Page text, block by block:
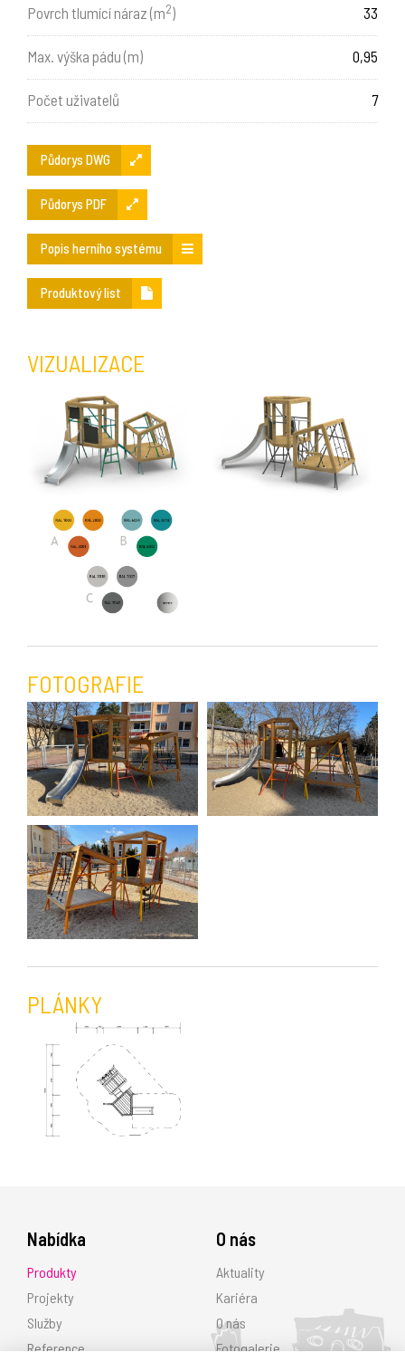
Povrch tlumící náraz (m2) 33
Max. výška pádu (m) 0,95
Počet uživatelů 7
Půdorys DWG
Půdorys PDF
Popis herního systému
Produktový list
VIZUALIZACE
FOTOGRAFIE
PLÁNKY
Nabídka
Produkty
Projekty
Služby
Reference
O nás
Aktuality
Kariéra
O nás
Fotogalerie